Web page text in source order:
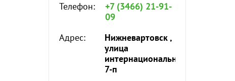
Телефон:
+7 (3466) 21-91-
09
Адрес:
Нижневартовск ,
улица
интернациональная,
7-п